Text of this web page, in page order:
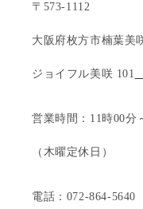
〒573-1112
大阪府枚方市楠葉美
ジョイフル美咲 101
営業時間：11時00分
（木曜定休日）
電話：072-864-5640